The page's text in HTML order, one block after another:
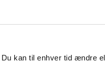
kan til enhver tid ændre